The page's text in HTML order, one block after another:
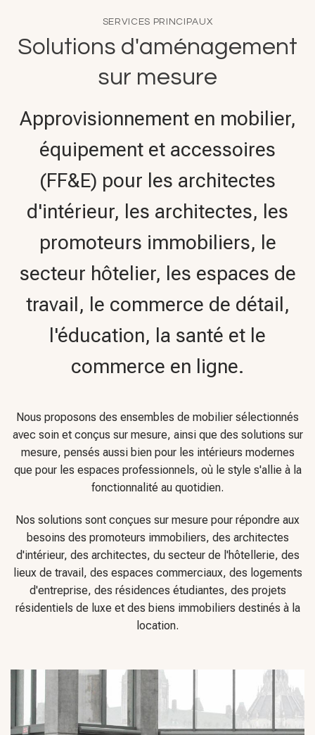
sur mesure
Approvisionnement en mobilier,
(FF&E) pour les architectes
d'intérieur, les architectes, les
promoteurs immobiliers, le
secteur hôtelier, les espaces de
travail, le commerce de détail,
l'éducation, la santé et le
commerce en ligne.
Nous proposons des ensembles de mobilier sélectionnés
avec soin et conçus sur mesure, ainsi que des solutions sur
que pour les espaces professionnels, où le style s'allie à la
fonctionnalité au quotidien.
Nos solutions sont conçues sur mesure pour répondre aux
besoins des promoteurs immobiliers, des architectes
lieux de travail, des espaces commerciaux, des logements
d'entreprise, des résidences étudiantes, des projets
résidentiels de luxe et des biens immobiliers destinés à la
location.